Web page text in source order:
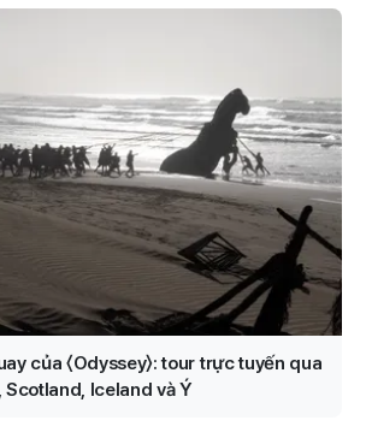
của 〈Odyssey〉: tour trực tuyến qua
Scotland, Iceland và Ý